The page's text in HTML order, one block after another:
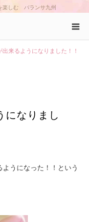
楽しむ バランサ九州
来るようになりました！！
になりまし
うになった！！という